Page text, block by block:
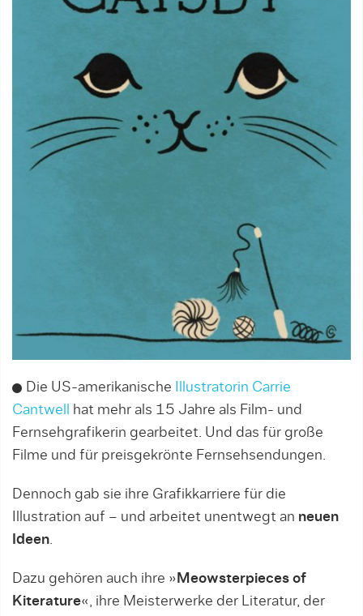
Die US-amerikanische
Illustratorin Carrie
Cantwell
hat mehr als 15 Jahre als Film- und
Fernsehgrafikerin gearbeitet. Und das für große
Filme und für preisgekrönte Fernsehsendungen.
Dennoch gab sie ihre Grafikkarriere für die
Illustration auf – und arbeitet unentwegt an neuen
Ideen.
Dazu gehören auch ihre » Meowsterpieces of
Kiterature«, ihre Meisterwerke der Literatur, der